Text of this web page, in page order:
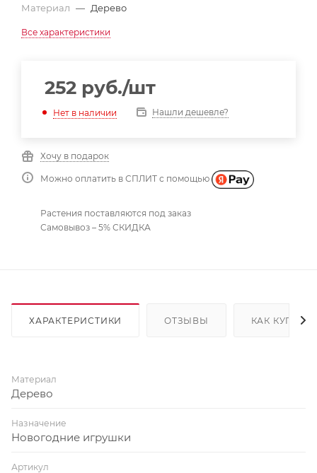
Материал — Дерево
Все характеристики
252 руб./шт
Нет в наличии Нашли дешевле?
Хочу в подарок
Можно оплатить в СПЛИТ с помощью
Растения поставляются под заказ
Самовывоз – 5% СКИДКА
ХАРАКТЕРИСТИКИ ОТЗЫВЫ КАК КУПИТЬ
Материал
Дерево
Назначение
Новогодние игрушки
Артикул